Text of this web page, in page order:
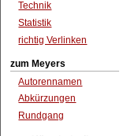
Technik
Statistik
richtig Verlinken
zum Meyers
Autorennamen
Abkürzungen
Rundgang